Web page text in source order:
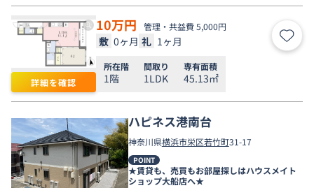
詳細を確認
10万円 管理・共益費 5,000円
敷 0ヶ月 礼 1ヶ月 お気
所在階
1階
間取り
1LDK
専有面積
45.13㎡
ハピネス港南台
神奈川県横浜市栄区若竹町31-17
POINT
★賃貸も、売買もお部屋探しはハウスメイト
ショップ大船店へ★